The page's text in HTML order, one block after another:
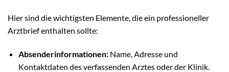
Hier sind die wichtigsten Elemente, die ein professioneller
Arztbrief enthalten sollte:
Absenderinformationen:Name, Adresse und
Kontaktdaten des verfassenden Arztes oder der Klinik.